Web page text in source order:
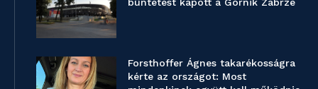
Forsthoffer Ágnes takarékosságra
kérte az országot: Most